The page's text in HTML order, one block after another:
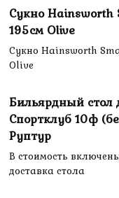
Сукно Hainsworth
195см Olive
Сукно Hainsworth
Olive
Бильярдный стол
Спортклуб 10ф
Руптур
В стоимость
доставка стола